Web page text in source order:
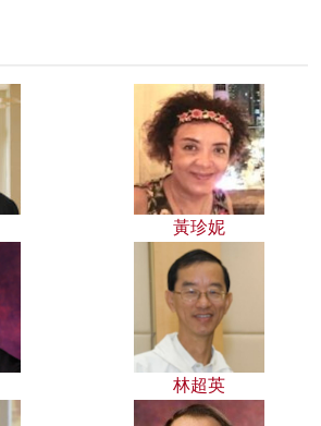
黃珍妮
林超英